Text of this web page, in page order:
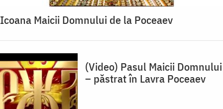
Icoana Maicii Domnului de la Poceaev
(Video) Pasul Maicii Domnului
– păstrat în Lavra Poceaev